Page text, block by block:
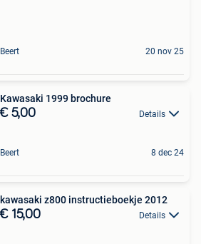
Beert 20 nov 25
Kawasaki 1999 brochure
€ 5,00 Details
Beert 8 dec 24
kawasaki z800 instructieboekje 2012
€ 15,00 Details